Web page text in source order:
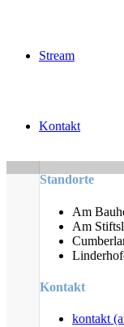
Stream
Kontakt
Gottesdienste
Freitag
Am
Freitag -
Sonntag
Standorte
Am
Am
Kontakt
kontakt